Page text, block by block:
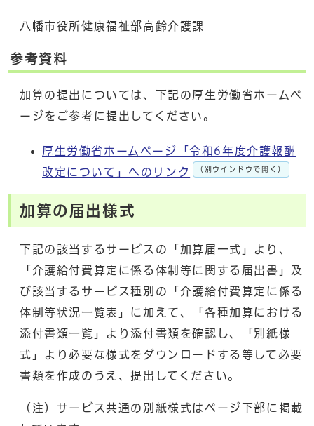
八幡市役所健康福祉部高齢介護課
参考資料
加算の提出については、下記の厚生労働省ホームペ
ージをご参考に提出してください。
厚生労働省ホームページ「令和6年度介護報酬
改定について」へのリンク
（別ウインドウで開く）
加算の届出様式
下記の該当するサービスの「加算届一式」より、
「介護給付費算定に係る体制等に関する届出書」及
び該当するサービス種別の「介護給付費算定に係る
体制等状況一覧表」に加えて、「各種加算における
添付書類一覧」より添付書類を確認し、「別紙様
式」より必要な様式をダウンロードする等して必要
書類を作成のうえ、提出してください。
（注）サービス共通の別紙様式はページ下部に掲載